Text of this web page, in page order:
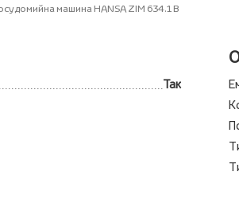
машина HANSA ZIM 634.1 B
Так